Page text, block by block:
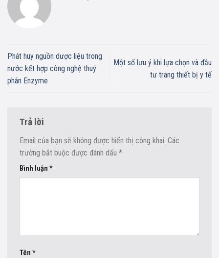
Phát huy nguồn dược liệu trong
nước kết hợp công nghệ thuỷ
phân Enzyme
Một số lưu ý khi lựa chọn và đầu
tư trang thiết bị y tế
Trả lời
Email của bạn sẽ không được hiển thị công khai. Các
trường bắt buộc được đánh dấu *
Bình luận *
Tên *